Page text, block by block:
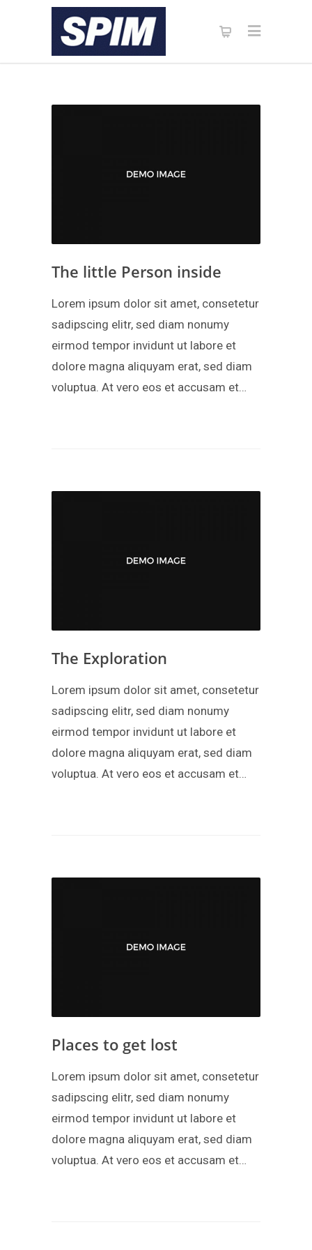
The little Person inside
Lorem ipsum dolor sit amet, consetetur
sadipscing elitr, sed diam nonumy
eirmod tempor invidunt ut labore et
dolore magna aliquyam erat, sed diam
voluptua. At vero eos et accusam et…
The Exploration
Lorem ipsum dolor sit amet, consetetur
sadipscing elitr, sed diam nonumy
eirmod tempor invidunt ut labore et
dolore magna aliquyam erat, sed diam
voluptua. At vero eos et accusam et…
Places to get lost
Lorem ipsum dolor sit amet, consetetur
sadipscing elitr, sed diam nonumy
eirmod tempor invidunt ut labore et
dolore magna aliquyam erat, sed diam
voluptua. At vero eos et accusam et…